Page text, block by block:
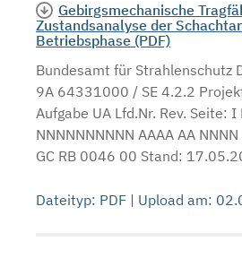
Gebirgsmechanische
Zustandsanalyse der
Betriebsphase (PDF)
Bundesamt für Strahlenschutz
9A 64331000 / SE 4.2.2
Aufgabe UA Lfd.Nr. Rev. Seite: I
NNNNNNNNNN AAAA AA
GC RB 0046 00 Stand:
Dateityp: PDF | Upload am: